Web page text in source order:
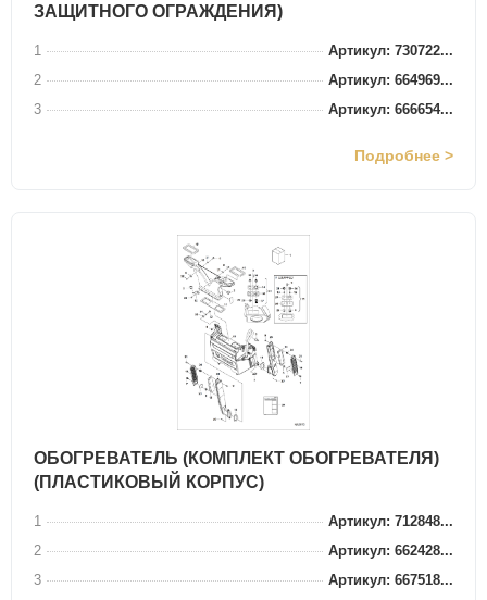
ЗАЩИТНОГО ОГРАЖДЕНИЯ)
1
Артикул: 730722...
2
Артикул: 664969...
3
Артикул: 666654...
Подробнее >
ОБОГРЕВАТЕЛЬ (КОМПЛЕКТ ОБОГРЕВАТЕЛЯ)
(ПЛАСТИКОВЫЙ КОРПУС)
1
Артикул: 712848...
2
Артикул: 662428...
3
Артикул: 667518...